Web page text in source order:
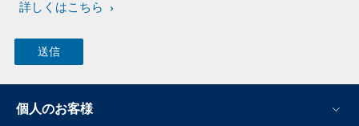
詳しくはこちら
個人のお客様